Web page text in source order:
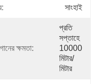
সাংহাই
ক্ষমতা:
প্রতি
সপ্তাহে
10000
মিটার/
মিটার